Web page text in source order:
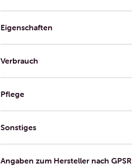
Eigenschaften
Verbrauch
Pflege
Sonstiges
Angaben zum Hersteller nach GPSR